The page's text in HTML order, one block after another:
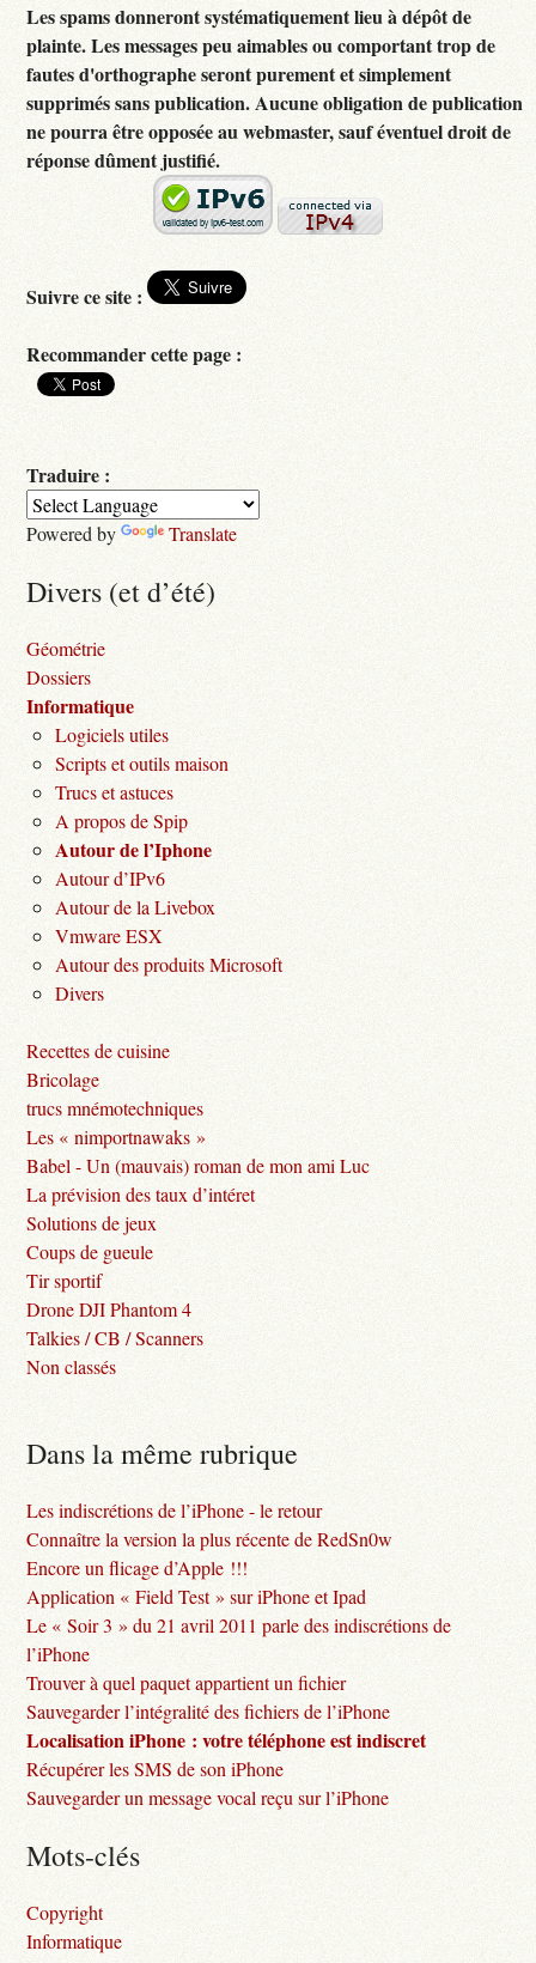
Les spams donneront systématiquement lieu à dépôt de
plainte. Les messages peu aimables ou comportant trop de
fautes d'orthographe seront purement et simplement
supprimés sans publication. Aucune obligation de publication
ne pourra être opposée au webmaster, sauf éventuel droit de
réponse dûment justifié.
Suivre ce site :
Recommander cette page :
Traduire :
Powered by Translate
Divers (et d’été)
Géométrie
Dossiers
Informatique
Logiciels utiles
Scripts et outils maison
Trucs et astuces
A propos de Spip
Autour de l’Iphone
Autour d’IPv6
Autour de la Livebox
Vmware ESX
Autour des produits Microsoft
Divers
Recettes de cuisine
Bricolage
trucs mnémotechniques
Les « nimportnawaks »
Babel - Un (mauvais) roman de mon ami Luc
La prévision des taux d’intéret
Solutions de jeux
Coups de gueule
Tir sportif
Drone DJI Phantom 4
Talkies / CB / Scanners
Non classés
Dans la même rubrique
Les indiscrétions de l’iPhone - le retour
Connaître la version la plus récente de RedSn0w
Encore un flicage d’Apple !!!
Application « Field Test » sur iPhone et Ipad
Le « Soir 3 » du 21 avril 2011 parle des indiscrétions de
l’iPhone
Trouver à quel paquet appartient un fichier
Sauvegarder l’intégralité des fichiers de l’iPhone
Localisation iPhone : votre téléphone est indiscret
Récupérer les SMS de son iPhone
Sauvegarder un message vocal reçu sur l’iPhone
Mots-clés
Copyright
Informatique